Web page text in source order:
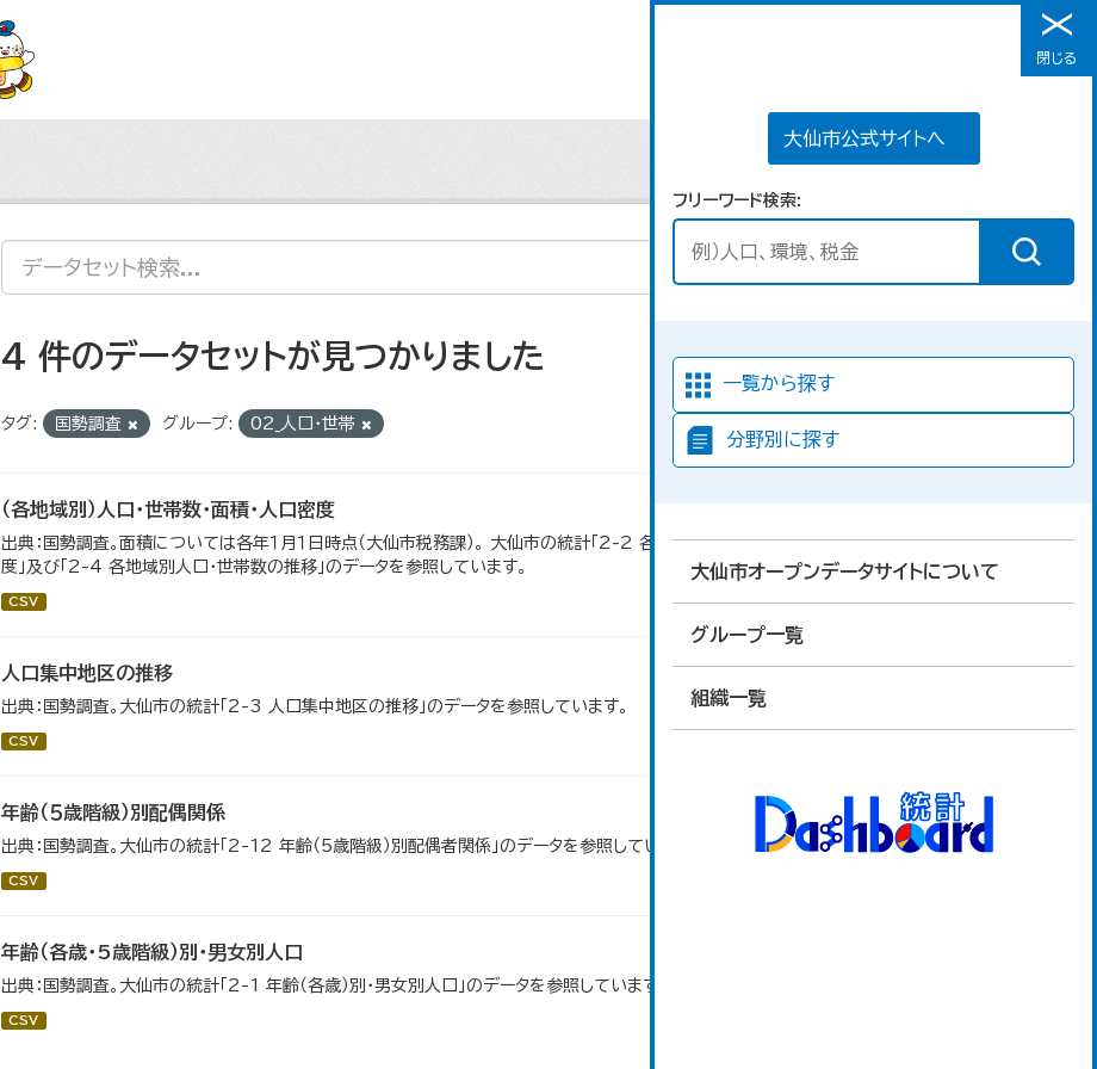
メニュー
大仙市公式サイトへ
フリーワード検索
一覧から探す
分野別に探す
大仙市オープンデータサイトについて
グループ一覧
組織一覧
閉じる
4 件のデータセットが見つかりました
タグ: 国勢調査 グループ: 02_人口・世帯
（各地域別）人口・世帯数・面積・人口密度
出典：国勢調査。面積については各年１月１日時点（大仙市税務課）。 大仙市の統計「2-2 各地域別人口・人口増減・面積・人口密
度」及び「2-4 各地域別人口・世帯数の推移」のデータを参照しています。
CSV
人口集中地区の推移
出典：国勢調査。大仙市の統計「2-3 人口集中地区の推移」のデータを参照しています。
CSV
年齢（５歳階級）別配偶関係
出典：国勢調査。大仙市の統計「2-12 年齢（5歳階級）別配偶者関係」のデータを参照しています。
CSV
年齢（各歳・5歳階級）別・男女別人口
出典：国勢調査。大仙市の統計「2-1 年齢（各歳）別・男女別人口」のデータを参照しています。
CSV